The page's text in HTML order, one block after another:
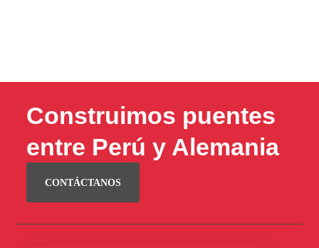
Construimos puentes
entre Perú y Alemania
CONTÁCTANOS